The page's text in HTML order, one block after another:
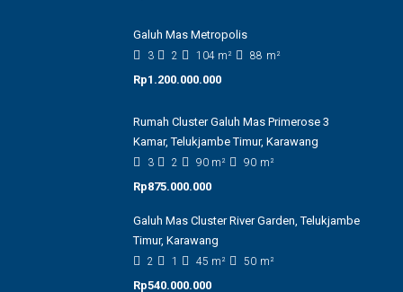
Galuh Mas Metropolis
3 2 104 m² 88 m²
Rp1.200.000.000
Rumah Cluster Galuh Mas Primerose 3
Kamar, Telukjambe Timur, Karawang
3 2 90 m² 90 m²
Rp875.000.000
Galuh Mas Cluster River Garden, Telukjambe
Timur, Karawang
2 1 45 m² 50 m²
Rp540.000.000